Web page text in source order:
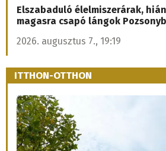
Elszabaduló élelmiszerárak,
magasra csapó lángok
2026. augusztus 7., 19:19
ITTHON-OTTHON